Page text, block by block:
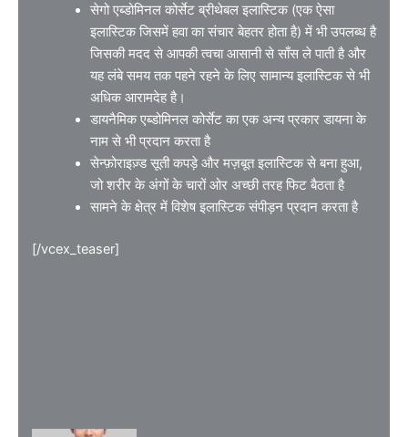
सेगो एब्डोमिनल कोर्सेट ब्रीथेबल इलास्टिक (एक ऐसा
इलास्टिक जिसमें हवा का संचार बेहतर होता है) में भी उपलब्ध है
जिसकी मदद से आपकी त्वचा आसानी से साँस ले पाती है और
यह लंबे समय तक पहने रहने के लिए सामान्य इलास्टिक से भी
अधिक आरामदेह है।
डायनैमिक एब्डोमिनल कोर्सेट का एक अन्य प्रकार डायना के
नाम से भी प्रदान करता है
सेन्फ़ोराइज़्ड सूती कपड़े और मज़बूत इलास्टिक से बना हुआ,
जो शरीर के अंगों के चारों ओर अच्छी तरह फिट बैठता है
सामने के क्षेत्र में विशेष इलास्टिक संपीड़न प्रदान करता है
[/vcex_teaser]